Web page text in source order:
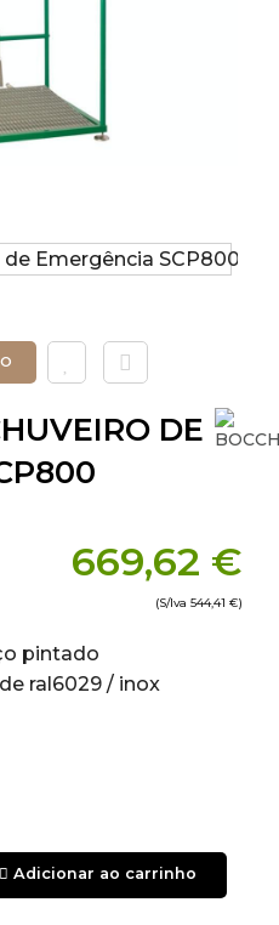
DE
669,62 €
(S/Iva 544,41 €)
pintado
ral6029 / inox
Adicionar ao carrinho